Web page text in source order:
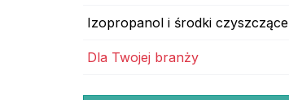
Izopropanol i środki czyszczące
Dla Twojej branży